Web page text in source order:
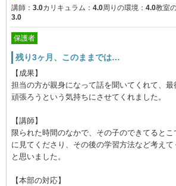
講師： 3.0カリキュラム： 4.0周りの環境： 4.0教室
3.0
保護者
残り3ヶ月、このままでは…
【成果】
担当の方が親身になって話を聞いてくれて、
頑張ろうという気持ちにさせてくれました。
【講師】
限られた時間のなかで、その子のできてると
に見てくださり、その後の学習方法など考え
と思いました。
【本部の対応】